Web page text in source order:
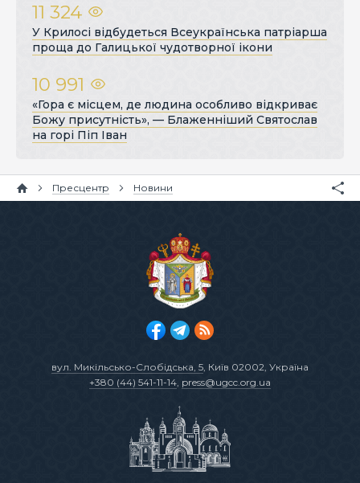
11 324
У Крилосі відбудеться Всеукраїнська патріарша
проща до Галицької чудотворної ікони
10 991
«Гора є місцем, де людина особливо відкриває
Божу присутність», — Блаженніший Святослав
на горі Піп Іван
Пресцентр Новини
вул. Микільсько-Слобідська, 5, Київ 02002, Україна
+380 (44) 541-11-14, press@ugcc.org.ua